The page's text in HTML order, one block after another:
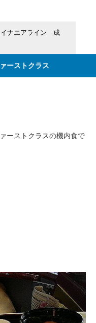
イナエアライン 成
ーストクラス
ストクラスの機内食で